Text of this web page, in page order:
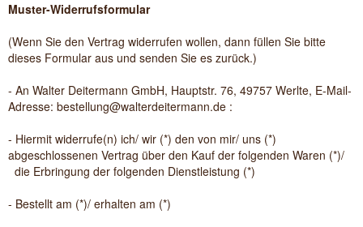
Muster-Widerrufsformular
(Wenn Sie den Vertrag widerrufen wollen, dann füllen Sie bitte
dieses Formular aus und senden Sie es zurück.)
- An Walter Deitermann GmbH, Hauptstr. 76, 49757 Werlte, E-Mail-
Adresse: bestellung@walterdeitermann.de :
- Hiermit widerrufe(n) ich/ wir (*) den von mir/ uns (*)
abgeschlossenen Vertrag über den Kauf der folgenden Waren (*)/
die Erbringung der folgenden Dienstleistung (*)
- Bestellt am (*)/ erhalten am (*)